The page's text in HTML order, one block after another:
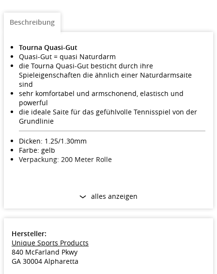
Beschreibung
Tourna Quasi-Gut
Quasi-Gut = quasi Naturdarm
die Tourna Quasi-Gut besticht durch ihre
Spieleigenschaften die ähnlich einer Naturdarmsaite
sind
sehr komfortabel und armschonend, elastisch und
powerful
die ideale Saite für das gefühlvolle Tennisspiel von der
Grundlinie
Dicken: 1.25/1.30mm
Farbe: gelb
Verpackung: 200 Meter Rolle
Material Tennissaite: Polyamid-Premium, Polyurethane
alles anzeigen
Hersteller:
Unique Sports Products
840 McFarland Pkwy
GA 30004 Alpharetta